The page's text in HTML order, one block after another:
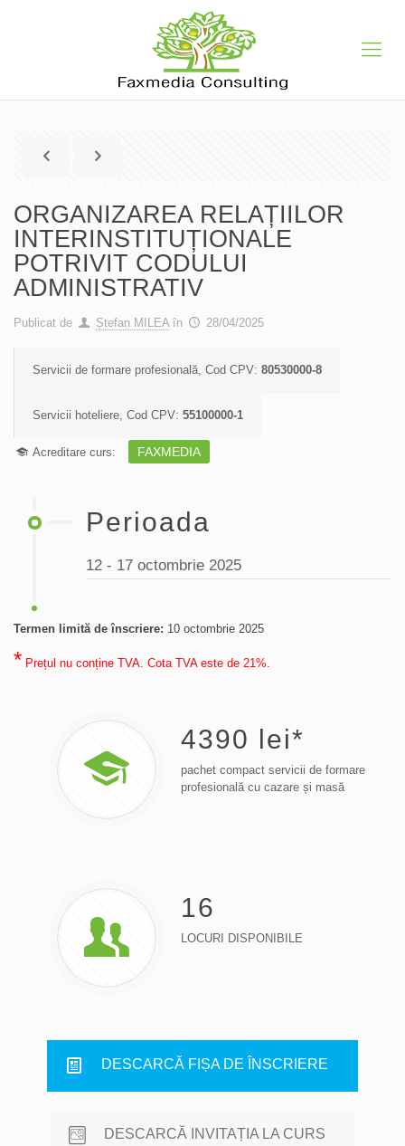
ORGANIZAREA RELAȚIILOR
INTERINSTITUȚIONALE
POTRIVIT CODULUI
ADMINISTRATIV
Publicat de Ștefan MILEA în 28/04/2025
Servicii de formare profesională, Cod CPV: 80530000-8
Servicii hoteliere, Cod CPV: 55100000-1
Acreditare curs: FAXMEDIA
Perioada
12 - 17 octombrie 2025
Termen limită de înscriere: 10 octombrie 2025
* Prețul nu conține TVA. Cota TVA este de 21%.
4390 lei*
pachet compact servicii de formare
profesională cu cazare și masă
16
LOCURI DISPONIBILE
DESCARCĂ FIȘA DE ÎNSCRIERE
DESCARCĂ INVITAȚIA LA CURS